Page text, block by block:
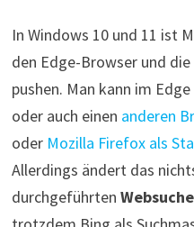
In Windows 10 und 11 ist
den Edge-Browser und
pushen. Man kann im
oder auch einen anderen
oder Mozilla Firefox als
Allerdings ändert das
durchgeführten Websuche